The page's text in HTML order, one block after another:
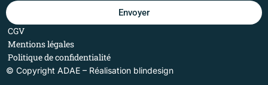
Envoyer
CGV
Mentions légales
Politique de confidentialité
© Copyright ADAE – Réalisation blindesign